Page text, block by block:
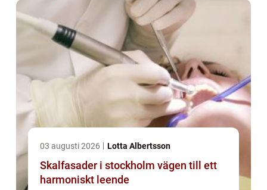
03 augusti 2026 Lotta Albertsson
Skalfasader i stockholm vägen till ett
harmoniskt leende